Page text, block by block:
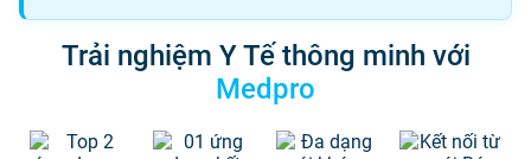
Trải nghiệm Y Tế thông minh với
Medpro